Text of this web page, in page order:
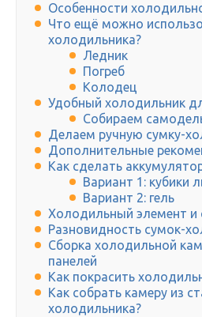
Особенности
Что ещё можно
холодильника?
Ледник
Погреб
Колодец
Удобный холодильник
Собираем
Делаем ручную сумку-
Дополнительные
Как сделать
Вариант 1: кубики
Вариант 2: гель
Холодильный элемент и
Разновидность сумок-
Сборка холодильной
панелей
Как покрасить
Как собрать камеру из
холодильника?